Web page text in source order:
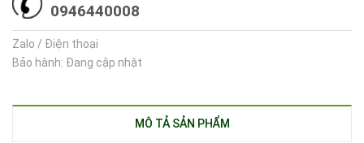
0946440008
Zalo / Điện thoại
Bảo hành: Đang cập nhật
MÔ TẢ SẢN PHẨM